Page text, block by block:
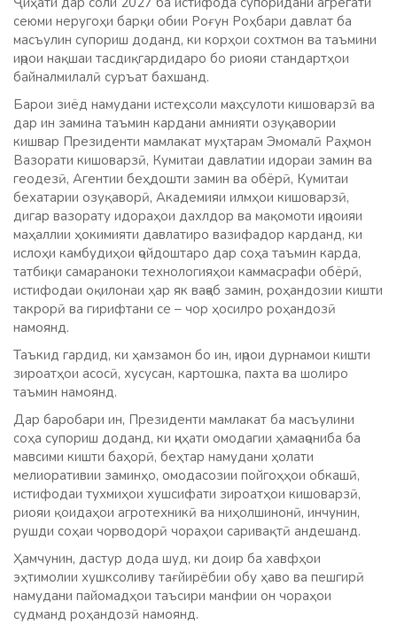
сеюми неругоҳи барқи обии Роғун Роҳбари давлат ба
масъулин супориш доданд, ки корҳои сохтмон ва таъмини
иҷрои нақшаи тасдиқгардидаро бо риояи стандартҳои
байналмилалӣ суръат бахшанд.
Барои зиёд намудани истеҳсоли маҳсулоти кишоварзӣ ва
дар ин замина таъмин кардани амнияти озуқавории
кишвар Президенти мамлакат муҳтарам Эмомалӣ Раҳмон
Вазорати кишоварзӣ, Кумитаи давлатии идораи замин ва
геодезӣ, Агентии беҳдошти замин ва обёрӣ, Кумитаи
бехатарии озуқаворӣ, Академияи илмҳои кишоварзӣ,
дигар вазорату идораҳои дахлдор ва мақомоти иҷроияи
маҳаллии ҳокимияти давлатиро вазифадор карданд, ки
ислоҳи камбудиҳои ҷойдоштаро дар соҳа таъмин карда,
татбиқи самараноки технологияҳои каммасрафи обёрӣ,
истифодаи оқилонаи ҳар як ваҷаб замин, роҳандозии кишти
такрорӣ ва гирифтани се – чор ҳосилро роҳандозӣ
намоянд.
Таъкид гардид, ки ҳамзамон бо ин, иҷрои дурнамои кишти
зироатҳои асосӣ, хусусан, картошка, пахта ва шолиро
таъмин намоянд.
Дар баробари ин, Президенти мамлакат ба масъулини
соҳа супориш доданд, ки ҷиҳати омодагии ҳамаҷониба ба
мавсими кишти баҳорӣ, беҳтар намудани ҳолати
мелиоративии заминҳо, омодасозии пойгоҳҳои обкашӣ,
истифодаи тухмиҳои хушсифати зироатҳои кишоварзӣ,
риояи қоидаҳои агротехникӣ ва ниҳолшинонӣ, инчунин,
рушди соҳаи чорводорӣ чораҳои саривақтӣ андешанд.
Ҳамчунин, дастур дода шуд, ки доир ба хавфҳои
эҳтимолии хушксоливу тағйирёбии обу ҳаво ва пешгирӣ
намудани пайомадҳои таъсири манфии он чораҳои
судманд роҳандозӣ намоянд.